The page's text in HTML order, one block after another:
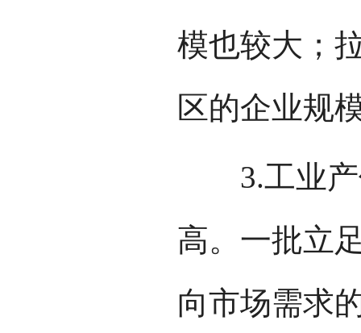
模也较大；
区的企业规
3.工业产
高。一批立
向市场需求